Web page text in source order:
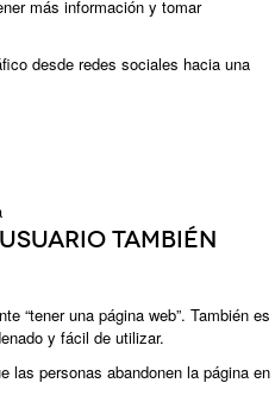
más información y tomar
desde redes sociales hacia una
también
“tener una página web”. También es
y fácil de utilizar.
las personas abandonen la página en